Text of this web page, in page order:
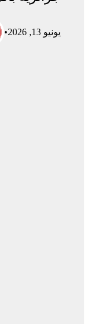
يونيو 13, 2026 •